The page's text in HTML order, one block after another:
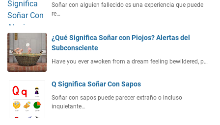
Soñar con alguien fallecido es una experiencia que puede
re…
¿Qué Significa Soñar con Piojos? Alertas del
Subconsciente
Have you ever awoken from a dream feeling bewildered, p…
Q Significa Soñar Con Sapos
Soñar con sapos puede parecer extraño o incluso
inquietante…